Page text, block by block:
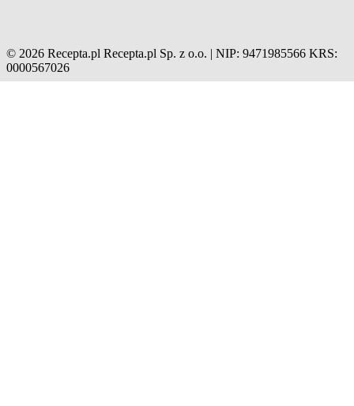
© 2026 Recepta.pl Recepta.pl Sp. z o.o. | NIP: 9471985566 KRS:
0000567026